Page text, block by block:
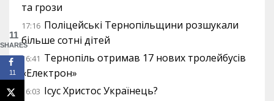
та грози
17:16 Поліцейські Тернопільщини розшукали
більше сотні дітей
16:41 Тернопіль отримав 17 нових тролейбусів
«Електрон»
16:03 Ісус Христос Українець?
11
SHARES
11